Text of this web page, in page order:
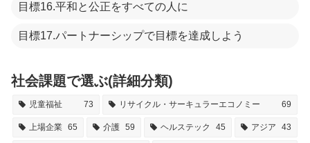
目標16.平和と公正をすべての人に
目標17.パートナーシップで目標を達成しよう
社会課題で選ぶ(詳細分類)
児童福祉 73 リサイクル・サーキュラーエコノミー 69
上場企業 65 介護 59 ヘルステック 45 アジア 43